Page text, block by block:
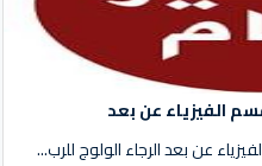
الفيزياء عن بعد
عن بعد الرجاء الولوج للرب...